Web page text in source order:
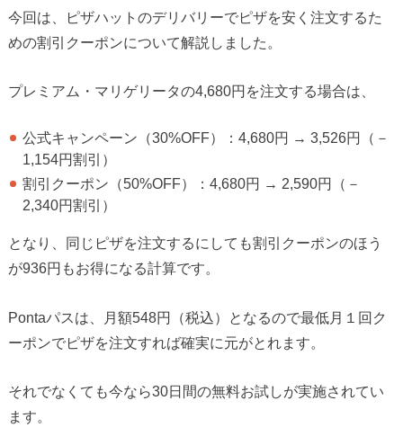
今回は、ピザハットのデリバリーでピザを安く注文するた
めの割引クーポンについて解説しました。
プレミアム・マリゲリータの4,680円を注文する場合は、
公式キャンペーン（30%OFF）：4,680円 → 3,526円（－
1,154円割引）
割引クーポン（50%OFF）：4,680円 → 2,590円（－
2,340円割引）
となり、同じピザを注文するにしても割引クーポンのほう
が936円もお得になる計算です。
Pontaパスは、月額548円（税込）となるので最低月１回ク
ーポンでピザを注文すれば確実に元がとれます。
それでなくても今なら30日間の無料お試しが実施されてい
ます。